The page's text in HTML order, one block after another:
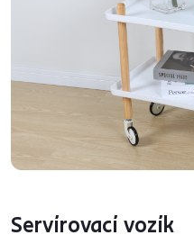
Servírovací vozík